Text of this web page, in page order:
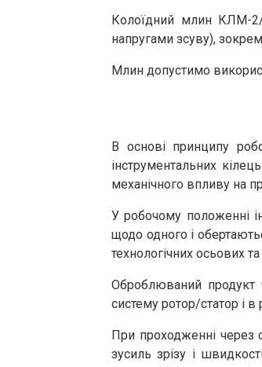
Колоїдний млин КЛМ-2/
напругами зсуву),
Млин допустимо
В основі принципу
інструментальних
механічного впливу на
У робочому положенні
щодо одного і
технологічних осьових
Оброблюваний продукт
систему ротор/статор і
При проходженні через
зусиль зрізу і